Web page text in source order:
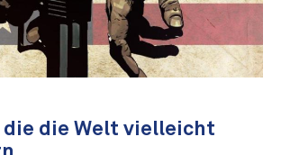
die die Welt vielleicht